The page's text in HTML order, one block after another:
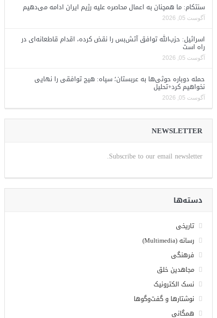
سنتکام: ما همچنان به اعمال محاصره علیه رژیم ایران ادامه می‌دهیم
آگوست 05, 2026
اسرائیل: حزب‌الله توافق آتش‌بس را نقض کرده، اقدام قاطعانه‌ای در
راه است
آگوست 05, 2026
حمله دوباره حوثی‌ها به عربستان؛ سپاه: هیچ توافقی را نهایی
نخواهیم کرد+تحلیل
آگوست 05, 2026
NEWSLETTER
Subscribe to our email newsletter.
دسته‌ها
تاریخی
رسانه (Multimedia)
فرهنگی
مجاهدین خلق
نسک الکترونیک
نوشتارها و گفت‌وگوها
همگانی